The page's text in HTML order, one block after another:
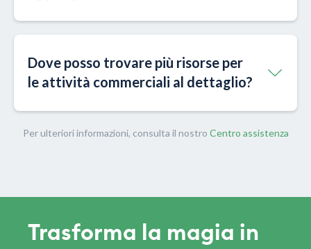
Dove posso trovare più risorse per
le attività commerciali al dettaglio?
Per ulteriori informazioni, consulta il nostro Centro assistenza
Trasforma la magia in